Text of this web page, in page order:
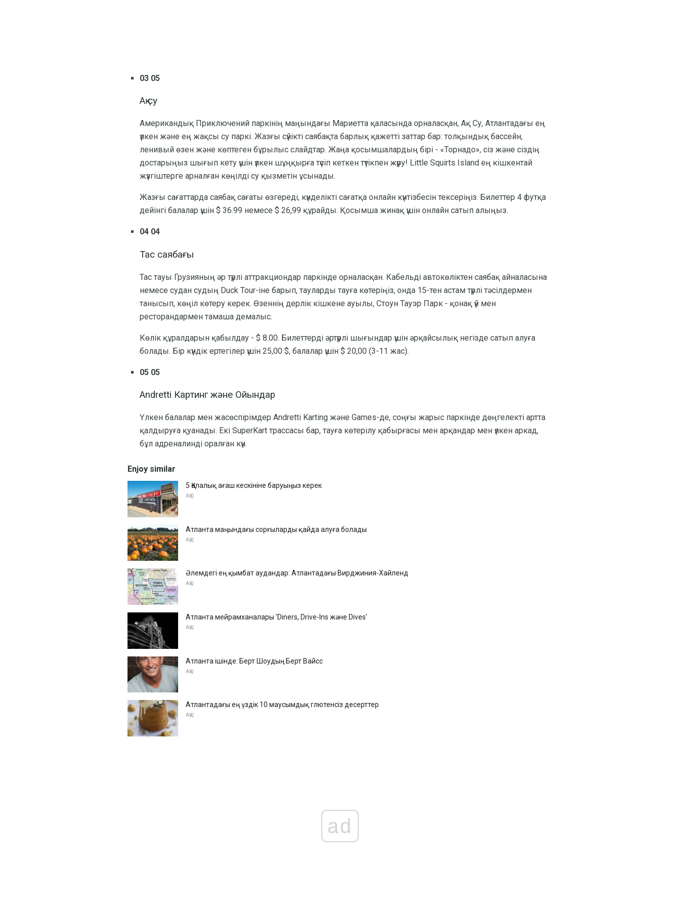
03 05
Ақ су
Американдық Приключений паркінің маңындағы Мариетта қаласында орналасқан, Ақ Су, Атлантадағы ең
үлкен және ең жақсы су паркі. Жазғы сүйікті саябақта барлық қажетті заттар бар: толқындық бассейн,
ленивый өзен және көптеген бұрылыс слайдтар. Жаңа қосымшалардың бірі - «Торнадо», сіз және сіздің
достарыңыз шығып кету үшін үлкен шұңқырға түсіп кеткен түтікпен жүру! Little Squirts Island ең кішкентай
жүзгіштерге арналған көңілді су қызметін ұсынады.
Жазғы сағаттарда саябақ сағаты өзгереді, күнделікті сағатқа онлайн күнтізбесін тексеріңіз. Билеттер 4 футқа
дейінгі балалар үшін $ 36.99 немесе $ 26,99 құрайды. Қосымша жинақ үшін онлайн сатып алыңыз.
04 04
Тас саябағы
Тас тауы Грузияның әр түрлі аттракциондар паркінде орналасқан. Кабельді автокөліктен саябақ айналасына
немесе судан судың Duck Tour-іне барып, тауларды тауға көтеріңіз, онда 15-тен астам түрлі тәсілдермен
танысып, көңіл көтеру керек. Өзеннің дерлік кішкене ауылы, Стоун Тауэр Парк - қонақ үй мен
ресторандармен тамаша демалыс.
Көлік құралдарын қабылдау - $ 8.00. Билеттерді әртүрлі шығындар үшін әрқайсылық негізде сатып алуға
болады. Бір күндік ертегілер үшін 25,00 $, балалар үшін $ 20,00 (3-11 жас).
05 05
Andretti Картинг және Ойындар
Үлкен балалар мен жасөспірімдер Andretti Karting және Games-де, соңғы жарыс паркінде дөңгелекті артта
қалдыруға қуанады. Екі SuperKart трассасы бар, тауға көтерілу қабырғасы мен арқандар мен үлкен аркад,
бұл адреналинді оралған күн.
Enjoy similar
5 Қалалық ағаш кескініне баруыңыз керек
АҚШ
Атланта маңындағы сорғыларды қайда алуға болады
АҚШ
Әлемдегі ең қымбат аудандар: Атлантадағы Вирджиния-Хайленд
АҚШ
Атланта мейрамханалары 'Diners, Drive-Ins және Dives'
АҚШ
Атланта ішінде: Берт Шоудың Берт Вайсс
АҚШ
Атлантадағы ең үздік 10 маусымдық глютенсіз десерттер
АҚШ
ad